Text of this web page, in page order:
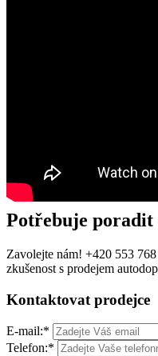
Potřebuje poradit
Zavolejte nám! +420 553
zkušenost s prodejem
Kontaktovat prodejce
E-mail:*
Telefon:*